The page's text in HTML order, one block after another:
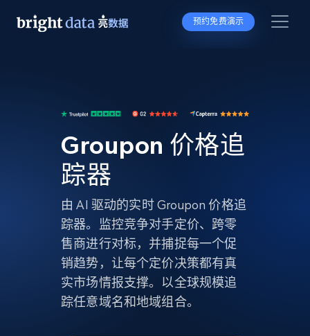
预约免费演示
Groupon 价格追
踪器
由 AI 驱动的实时 Groupon 价格追
踪器。监控竞争对手定价、跨零
售商进行对标，并捕捉每一个促
销趋势，让每个定价决策都有真
实市场情报支撑。以全球规模追
踪任意域名和地域组合。